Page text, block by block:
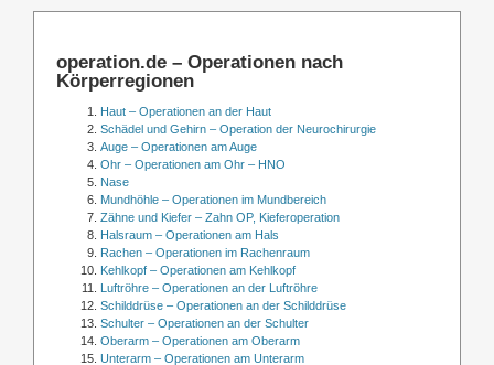
operation.de – Operationen nach
Körperregionen
Haut – Operationen an der Haut
Schädel und Gehirn – Operation der Neurochirurgie
Auge – Operationen am Auge
Ohr – Operationen am Ohr – HNO
Nase
Mundhöhle – Operationen im Mundbereich
Zähne und Kiefer – Zahn OP, Kieferoperation
Halsraum – Operationen am Hals
Rachen – Operationen im Rachenraum
Kehlkopf – Operationen am Kehlkopf
Luftröhre – Operationen an der Luftröhre
Schilddrüse – Operationen an der Schilddrüse
Schulter – Operationen an der Schulter
Oberarm – Operationen am Oberarm
Unterarm – Operationen am Unterarm